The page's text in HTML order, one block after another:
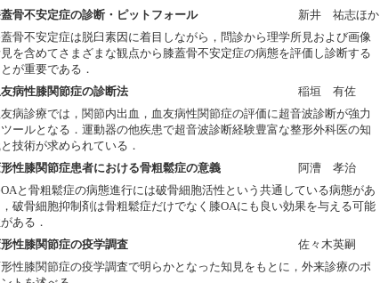
骨不安定症の診断・ピットフォール
新井 祐志ほか
骨不安定症は脱臼素因に着目しながら，問診から理学所見および画像
を含めてさまざまな観点から膝蓋骨不安定症の病態を評価し診断する
が重要である．
病性膝関節症の診断法
稲垣 有佐
病診療では，関節内出血，血友病性関節症の評価に超音波診断が強力
ールとなる．運動器の他疾患で超音波診断経験豊富な整形外科医の知
技術が求められている．
性膝関節症患者における骨粗鬆症の意義
阿漕 孝治
と骨粗鬆症の病態進行には破骨細胞活性という共通している病態があ
破骨細胞抑制剤は骨粗鬆症だけでなく膝OAにも良い効果を与える可能
ある．
性膝関節症の疫学調査
佐々木英嗣
性膝関節症の疫学調査で明らかとなった知見をもとに，外来診療のポ